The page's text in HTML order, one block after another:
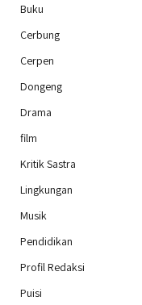
Buku
Cerbung
Cerpen
Dongeng
Drama
film
Kritik Sastra
Lingkungan
Musik
Pendidikan
Profil Redaksi
Puisi